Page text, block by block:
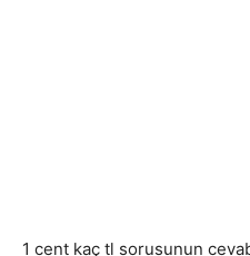
1 cent kaç tl sorusunun